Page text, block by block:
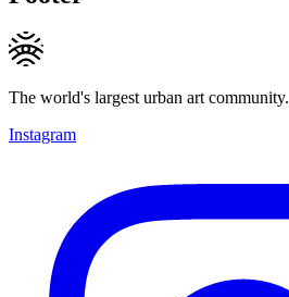
The world's largest urban art community.
Instagram